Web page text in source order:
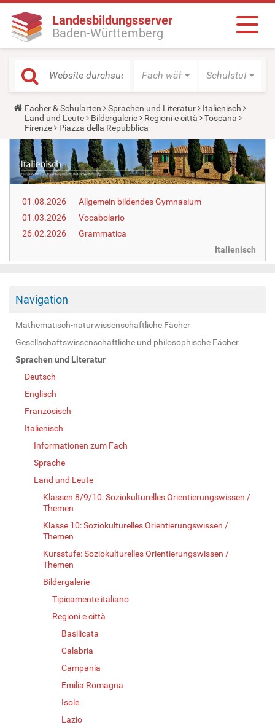
Landesbildungsserver
Baden-Württemberg
Fach wählen Schulstufe
Y
o
u
a
r
e
h
e
r
:
Fächer & Schularten Sprachen und Literatur
Italienisch
Land und Leute
Bildergalerie Regioni e città
Toscana
Firenze
Piazza della Repubblica
01.08.2026
Allgemein bildendes Gymnasium
01.03.2026
Vocabolario
26.02.2026
Grammatica
Italienisch
Navigation
Mathematisch-naturwissenschaftliche Fächer
Gesellschaftswissenschaftliche und philosophische Fächer
Sprachen und Literatur
Deutsch
Englisch
Französisch
Italienisch
Informationen zum Fach
Sprache
Land und Leute
Klassen 8/9/10: Soziokulturelles Orientierungswissen /
Themen
Klasse 10: Soziokulturelles Orientierungswissen /
Themen
Kursstufe: Soziokulturelles Orientierungswissen /
Themen
Bildergalerie
Tipicamente italiano
Regioni e città
Basilicata
Calabria
Campania
Emilia Romagna
Isole
Lazio